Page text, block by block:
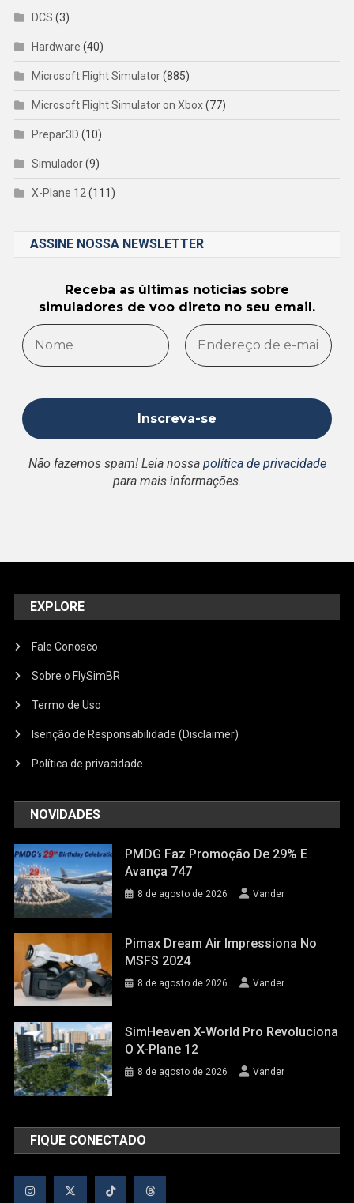
DCS (3)
Hardware (40)
Microsoft Flight Simulator(885)
Microsoft Flight Simulator on Xbox(77)
Prepar3D (10)
Simulador(9)
X-Plane 12 (111)
ASSINE NOSSA NEWSLETTER
Receba as últimas notícias sobre
simuladores de voo direto no seu email.
Não fazemos spam! Leia nossa política de privacidade
para mais informações.
EXPLORE
Fale Conosco
Sobre o FlySimBR
Termo de Uso
Isenção de Responsabilidade (Disclaimer)
Política de privacidade
NOVIDADES
PMDG Faz Promoção De 29% E
Avança 747
8 de agosto de 2026 Vander
Pimax Dream Air Impressiona No
MSFS 2024
8 de agosto de 2026 Vander
SimHeaven X-World Pro Revoluciona
O X-Plane 12
8 de agosto de 2026 Vander
FIQUE CONECTADO